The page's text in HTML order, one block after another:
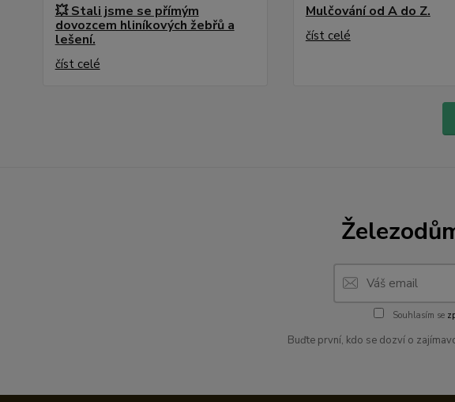
💥 Stali jsme se přímým
dovozcem hliníkových žebřů a
lešení.
číst celé
Mulčování od A do Z.
číst celé
Souhlasím se
Buďte první, kdo se dozví o